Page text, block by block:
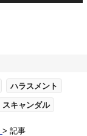
ハラスメント
スキャンダル
記事